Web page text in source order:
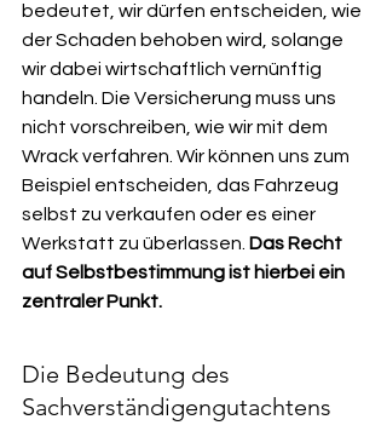
bedeutet, wir dürfen entscheiden, wie
der Schaden behoben wird, solange
wir dabei wirtschaftlich vernünftig
handeln. Die Versicherung muss uns
nicht vorschreiben, wie wir mit dem
Wrack verfahren. Wir können uns zum
Beispiel entscheiden, das Fahrzeug
selbst zu verkaufen oder es einer
Werkstatt zu überlassen. Das Recht
auf Selbstbestimmung ist hierbei ein
zentraler Punkt.
Die Bedeutung des
Sachverständigengutachtens